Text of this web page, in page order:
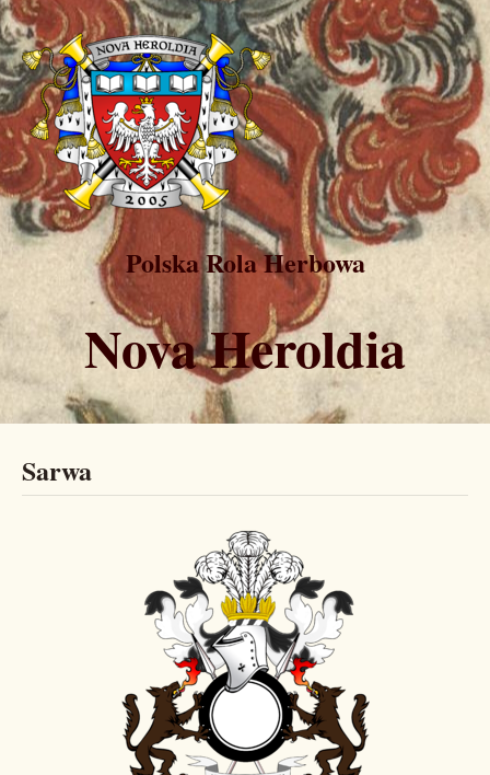
Polska Rola Herbowa
Nova Heroldia
Sarwa